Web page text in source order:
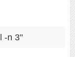
-n 3"